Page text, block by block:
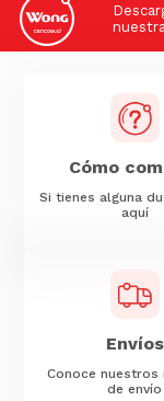
nuestra
Cómo
Si tienes alguna
aquí
Envíos
Conoce nuestros
de envío